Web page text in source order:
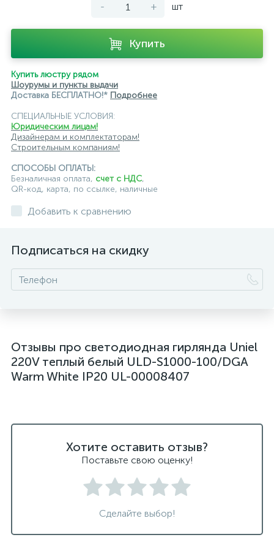
- + шт
Купить
Купить люстру рядом
Шоурумы и пункты выдачи
Доставка БЕСПЛАТНО!* Подробнее
СПЕЦИАЛЬНЫЕ УСЛОВИЯ:
Юридическим лицам!
Дизайнерам и комплектаторам!
Строительным компаниям!
СПОСОБЫ ОПЛАТЫ:
Безналичная оплата, счет с НДС,
QR-код, карта, по ссылке, наличные
Добавить к сравнению
Подписаться на скидку
Отзывы про светодиодная гирлянда Uniel
220V теплый белый ULD-S1000-100/DGA
Warm White IP20 UL-00008407
Хотите оставить отзыв?
Поставьте свою оценку!
Сделайте выбор!